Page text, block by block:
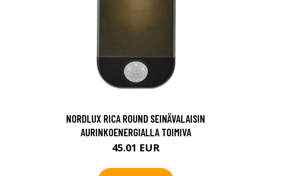
NORDLUX RICA ROUND SEINÄVALAISIN
AURINKOENERGIALLA TOIMIVA
45.01 EUR